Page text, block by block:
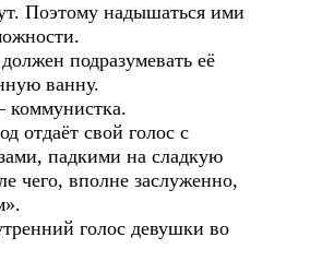
Поэтому надышаться ими
подразумевать её
ванну.
коммунистка.
отдаёт свой голос с
падкими на сладкую
чего, вполне заслуженно,
голос девушки во